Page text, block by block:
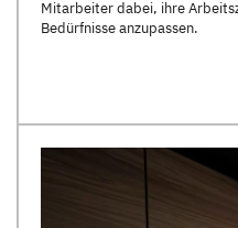
Mitarbeiter dabei, ihre
Bedürfnisse anzupassen.